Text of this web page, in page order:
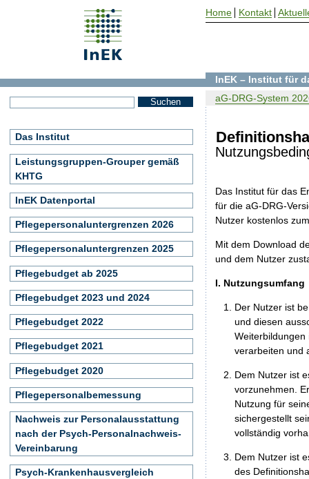
Das Institut für das
für die aG-DRG-
Nutzer kostenlos
Mit dem Download
und dem Nutzer
I. Nutzungsumfang
Der Nutzer ist
und diesen
verarbeiten und
Dem Nutzer ist
vorzunehmen.
Nutzung für
sichergestellt
vollständig
Dem Nutzer ist
des
InEK – Institut für
aG-DRG-System
Das Institut
Leistungsgruppen-Grouper gemäß
KHTG
InEK Datenportal
Pflegepersonaluntergrenzen 2026
Pflegepersonaluntergrenzen 2025
Pflegebudget ab 2025
Pflegebudget 2023 und 2024
Pflegebudget 2022
Pflegebudget 2021
Pflegebudget 2020
Pflegepersonalbemessung
Nachweis zur Personalausstattung
nach der Psych-Personalnachweis-
Vereinbarung
Psych-Krankenhausvergleich
Home Kontakt